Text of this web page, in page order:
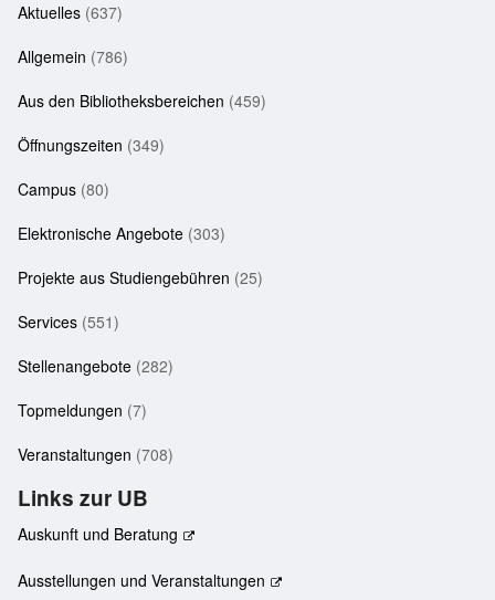
Aktuelles (637)
Allgemein (786)
Aus den Bibliotheksbereichen (459)
Öffnungszeiten (349)
Campus (80)
Elektronische Angebote (303)
Projekte aus Studiengebühren (25)
Services (551)
Stellenangebote (282)
Topmeldungen (7)
Veranstaltungen (708)
Links zur UB
Auskunft und Beratung
Ausstellungen und Veranstaltungen